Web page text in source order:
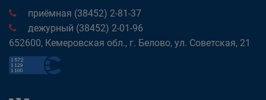
приёмная (38452) 2-81-37
дежурный (38452) 2-01-96
652600, Кемеровская обл., г. Белово, ул. Советская, 21